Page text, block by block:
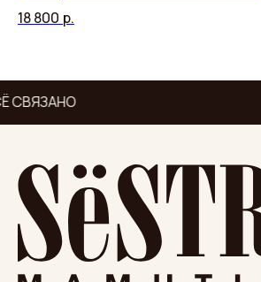
18 800 р.
СВЯЗАНО